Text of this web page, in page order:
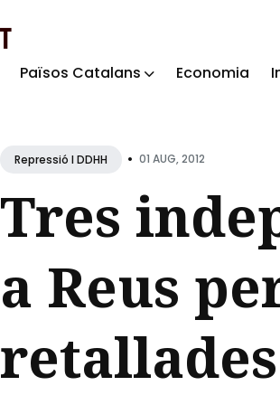
Països Catalans Economia
Blog
Repressió I DDHH • 01 AUG, 2012
Tres
a Reus
retallades